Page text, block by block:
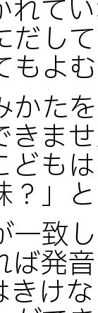
れて
だし
もよ
かた
きま
ども
？」
一致
ば発
きけ